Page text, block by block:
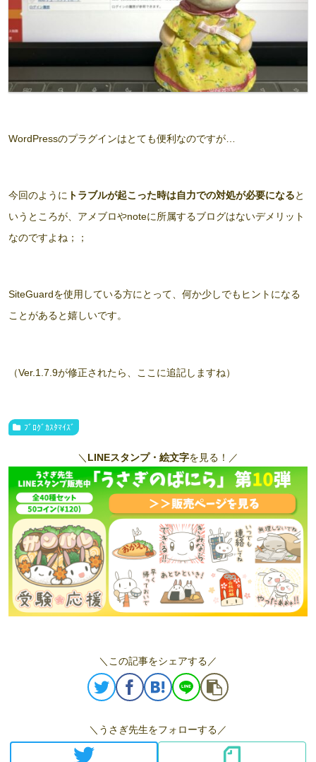
WordPressのプラグインはとても便利なのですが…
今回のように トラブルが起こった時は自力での対処が必要になると
いうところが、アメブロやnoteに所属するブログはないデメリット
なのですよね；；
SiteGuardを使用している方にとって、何か少しでもヒントになる
ことがあると嬉しいです。
（Ver.1.7.9が修正されたら、ここに追記しますね）
ﾌﾞﾛｸﾞｶｽﾀﾏｲｽﾞ
＼ LINEスタンプ・絵文字を見る！／
＼この記事をシェアする／
＼うさぎ先生をフォローする／